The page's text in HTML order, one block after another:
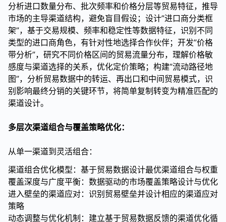
分析进口数量分布、批次频率和价格分层等贸易特征，推导
市场的主导渠道结构，避免盲目假设；设计”进口商分类框
架”，基于交易规模、频率和稳定性等数据特征，识别不同
类型的进口商角色，有针对性地选择合作伙伴；开发”价格
带分析”，研究不同价格区间的贸易流量分布，理解价格敏
感度与渠道选择的关系，优化定价策略；构建”流动路径地
图”，分析贸易数据中的转运、再出口和中间贸易模式，识
别影响最终分销的关键环节，将简单复制转变为精准匹配的
渠道设计。
多层次渠道组合与覆盖策略优化：
从单一渠道到灵活组合：
渠道组合优化模型：基于贸易数据设计最优渠道组合与权重
覆盖深度与广度平衡：数据驱动的市场覆盖策略设计与优化
进入壁垒的渠道应对：识别贸易壁垒并设计相应的渠道应对
策略
动态调整与优化机制：建立基于贸易数据反馈的渠道优化循